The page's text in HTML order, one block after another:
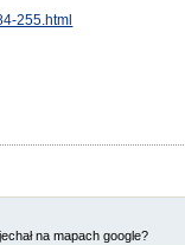
255.html
na mapach google?